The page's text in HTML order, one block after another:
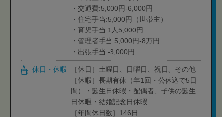
・交通費:5,000円-6,000円
・住宅手当:5,000円（世帯主）
・育児手当:1人5,000円
・管理者手当:5,000円-8万円
・出張手当:-3,000円
休日・休暇
［休日］土曜日、日曜日、祝日、その他
［休暇］長期有休（年1回・公休込で5日
間）・誕生日休暇・配偶者、子供の誕生
日休暇・結婚記念日休暇
［年間休日数］146日